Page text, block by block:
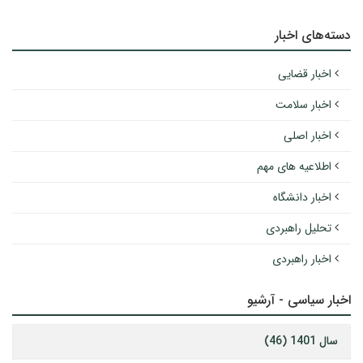
دسته‌های اخبار
اخبار قضایی
اخبار سلامت
اخبار اصلی
اطلاعیه های مهم
اخبار دانشگاه
تحلیل راهبردی
اخبار راهبردی
اخبار سیاسی - آرشیو
سال 1401 (46)